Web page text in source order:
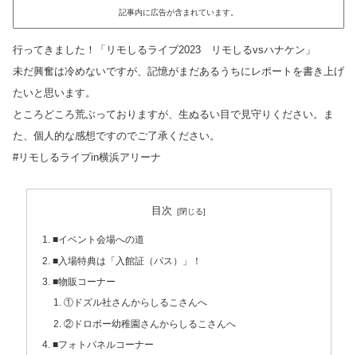
記事内に広告が含まれています。
行ってきました！「リモしるライブ2023 リモしるvsハナケン」
未だ興奮は冷めないですが、記憶がまだあるうちにレポートを書き上げ
たいと思います。
ところどころ荒ぶっておりますが、生ぬるい目で見守りください。ま
た、個人的な感想ですのでご了承ください。
#リモしるライブin横浜アリーナ
目次
■イベント会場への道
■入場特典は「入館証（パス）」！
■物販コーナー
①ドズル社さんからしるこさんへ
②ドロボー幼稚園さんからしるこさんへ
■フォトパネルコーナー